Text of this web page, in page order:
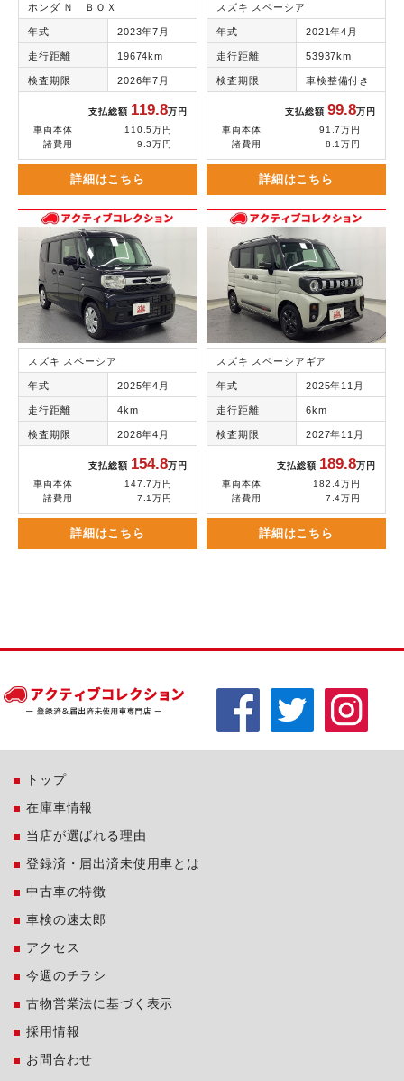
ホンダ Ｎ ＢＯＸ
年式 2023年7月
走行距離 19674km
検査期限 2026年7月
支払総額 119.8万円
車両本体
110.5万円
諸費用
9.3万円
詳細はこちら
スズキ スペーシア
年式 2021年4月
走行距離 53937km
検査期限 車検整備付き
支払総額99.8万円
車両本体
91.7万円
諸費用
8.1万円
詳細はこちら
スズキ スペーシア
年式 2025年4月
走行距離 4km
検査期限 2028年4月
支払総額 154.8万円
車両本体
147.7万円
諸費用
7.1万円
詳細はこちら
スズキ スペーシアギア
年式 2025年11月
走行距離 6km
検査期限 2027年11月
支払総額 189.8万円
車両本体
182.4万円
諸費用
7.4万円
詳細はこちら
トップ
在庫車情報
当店が選ばれる理由
登録済・届出済未使用車とは
中古車の特徴
車検の速太郎
アクセス
今週のチラシ
古物営業法に基づく表示
採用情報
お問合わせ